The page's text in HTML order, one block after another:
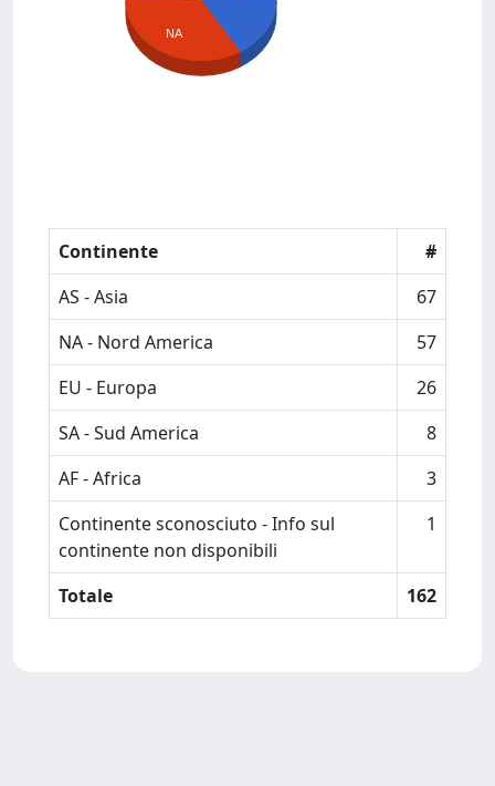
NA
Continente
#
AS - Asia
67
NA - Nord America
57
EU - Europa
26
SA - Sud America
8
AF - Africa
3
Continente sconosciuto - Info sul
continente non disponibili
1
Totale 162